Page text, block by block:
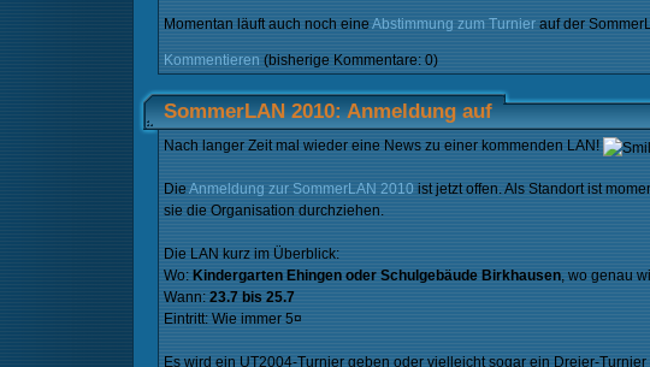
Momentan läuft auch noch eine Abstimmung zum Turnier auf der
Kommentieren (bisherige Kommentare: 0)
SommerLAN 2010: Anmeldung auf
Nach langer Zeit mal wieder eine News zu einer kommenden LAN!
Die Anmeldung zur SommerLAN 2010 ist jetzt offen. Als Standort ist
sie die Organisation durchziehen.
Die LAN kurz im Überblick:
Wo: Kindergarten Ehingen oder Schulgebäude Birkhausen, wo genau
Wann: 23.7 bis 25.7
Eintritt: Wie immer 5¤
Es wird ein UT2004-Turnier geben oder vielleicht sogar ein Dreier-